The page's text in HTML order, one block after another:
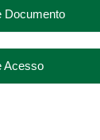
Documento
Acesso